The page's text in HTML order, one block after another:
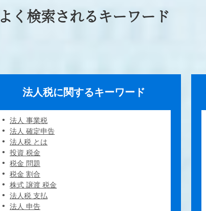
よく検索されるキーワード
法人税に関するキーワード
法人 事業税
法人 確定申告
法人税 とは
投資 税金
税金 問題
税金 割合
株式 譲渡 税金
法人税 支払
法人 申告